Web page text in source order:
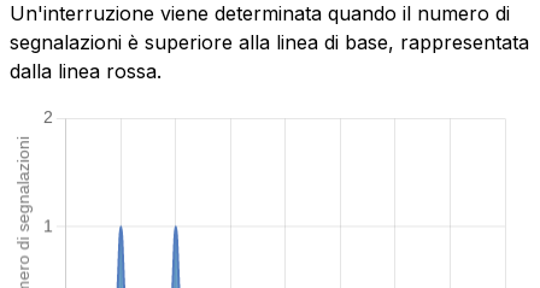
Un'interruzione viene determinata quando il numero di
segnalazioni è superiore alla linea di base, rappresentata
dalla linea rossa.